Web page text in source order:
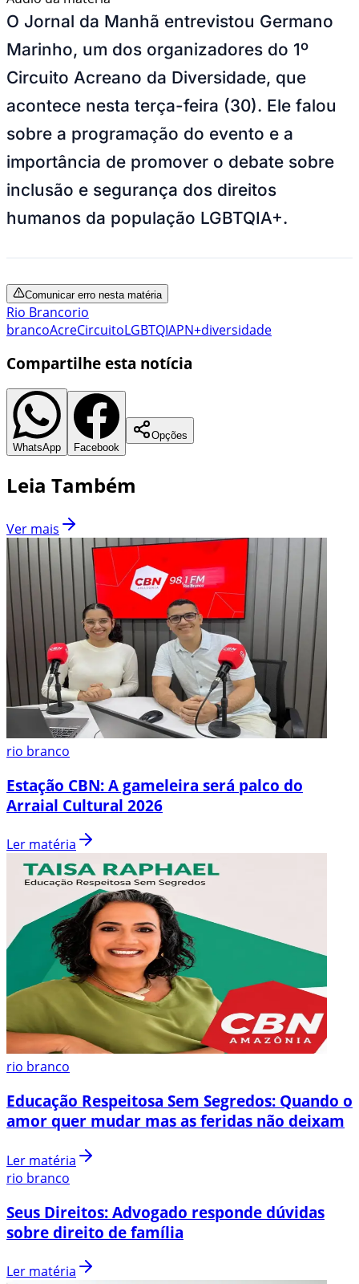
O Jornal da Manhã entrevistou Germano
Marinho, um dos organizadores do 1º
Circuito Acreano da Diversidade, que
acontece nesta terça-feira (30). Ele falou
sobre a programação do evento e a
importância de promover o debate sobre
inclusão e segurança dos direitos
humanos da população LGBTQIA+.
Comunicar erro nesta matéria
Rio Brancorio
brancoAcreCircuitoLGBTQIAPN+diversidade
Compartilhe esta notícia
WhatsApp Facebook
Opções
Leia Também
Ver mais
rio branco
Estação CBN: A gameleira será palco do
Arraial Cultural 2026
Ler matéria
rio branco
Educação Respeitosa Sem Segredos: Quando o
amor quer mudar mas as feridas não deixam
Ler matéria
rio branco
Seus Direitos: Advogado responde dúvidas
sobre direito de família
Ler matéria